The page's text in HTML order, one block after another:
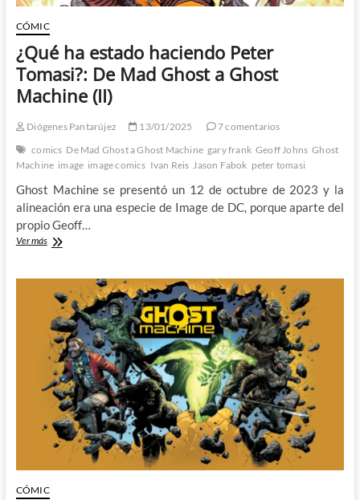
CÓMIC
¿Qué ha estado haciendo Peter
Tomasi?: De Mad Ghost a Ghost
Machine (II)
Diógenes Pantarújez 13/01/2025
7 comentarios
comics De Mad Ghost a Ghost Machine gary frank Geoff Johns Ghost
Machine image image comics Ivan Reis Jason Fabok peter tomasi
Ghost Machine se presentó un 12 de octubre de 2023 y la
alineación era una especie de Image de DC, porque aparte del
propio Geoff…
Ver más¿Qué
haciendo
Peter
Tomasi?:
De
Mad
Ghost
Ghost
Machine
CÓMIC